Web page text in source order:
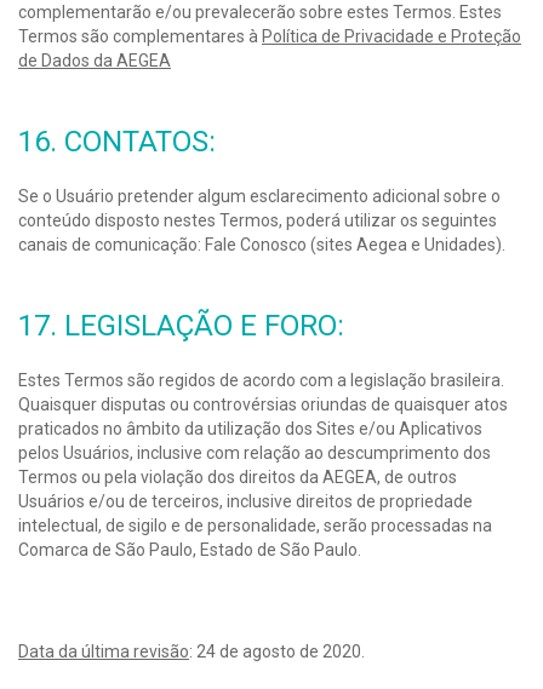
complementarão e/ou prevalecerão sobre estes Termos. Estes
Termos são complementares à Política de Privacidade e Proteção
de Dados da AEGEA
16. CONTATOS:
Se o Usuário pretender algum esclarecimento adicional sobre o
conteúdo disposto nestes Termos, poderá utilizar os seguintes
canais de comunicação: Fale Conosco (sites Aegea e Unidades).
17. LEGISLAÇÃO E FORO:
Estes Termos são regidos de acordo com a legislação brasileira.
Quaisquer disputas ou controvérsias oriundas de quaisquer atos
praticados no âmbito da utilização dos Sites e/ou Aplicativos
pelos Usuários, inclusive com relação ao descumprimento dos
Termos ou pela violação dos direitos da AEGEA, de outros
Usuários e/ou de terceiros, inclusive direitos de propriedade
intelectual, de sigilo e de personalidade, serão processadas na
Comarca de São Paulo, Estado de São Paulo.
Data da última revisão: 24 de agosto de 2020.